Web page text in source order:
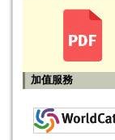
加值服務